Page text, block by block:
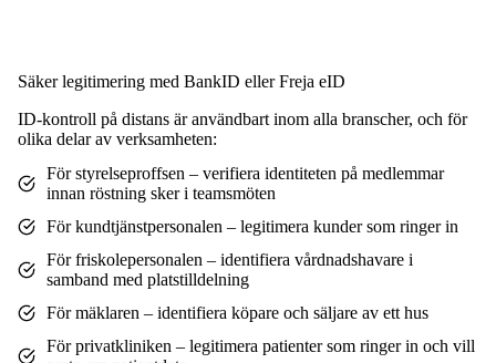
Säker legitimering med BankID eller Freja eID
ID-kontroll på distans är användbart inom alla branscher, och för
olika delar av verksamheten:
För styrelseproffsen – verifiera identiteten på medlemmar
innan röstning sker i teamsmöten
För kundtjänstpersonalen – legitimera kunder som ringer in
För friskolepersonalen – identifiera vårdnadshavare i
samband med platstilldelning
För mäklaren – identifiera köpare och säljare av ett hus
För privatkliniken – legitimera patienter som ringer in och vill